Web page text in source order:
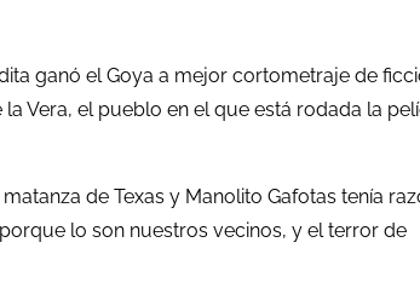
ganó el Goya a mejor cortometraje de
Vera, el pueblo en el que está rodada la
de Texas y Manolito Gafotas tenía
lo son nuestros vecinos, y el terror de